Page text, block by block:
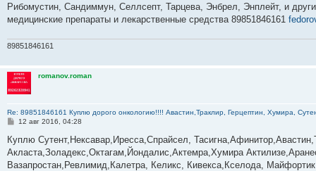
е
Рибомустин, Сандиммун, Селлсепт, Тарцева, Энбрел, Энплейт, и
медицинские препараты и лекарственные средства 89851846161
89851846161
romanov.roman
Re: 89851846161 Куплю дорого онкологию!!!! Авастин,Траклир, Герцептин, Хумира,
С
о
б
щ
е
12 авг 2016, 04:28
­­­­­­­­­­­Куплю Сутент,Нексавар,Иресса,Спрайсел,
Акласта,Золадекс,Октагам,Йондалис,Актемра,Хумира
Вазапростан,Ревлимид,Калетра, Келикс, Кивекса,Кселода,